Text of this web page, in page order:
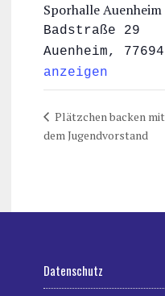
Sporhalle Auenheim
Badstraße 29
Auenheim, 77694
anzeigen
Plätzchen backen mit
dem Jugendvorstand
Datenschutz